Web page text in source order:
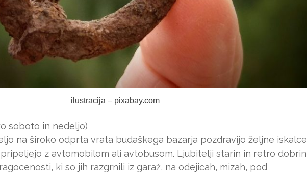
ilustracija – pixabay.com
soboto in nedeljo)
na široko odprta vrata budaškega bazarja pozdravijo željne iskalce
z avtomobilom ali avtobusom. Ljubitelji starin in retro dobrin
ki so jih razgrnili iz garaž, na odejicah, mizah, pod